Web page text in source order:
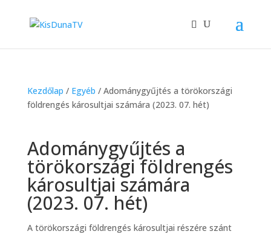
Kezdőlap / Egyéb / Adománygyűjtés a törökországi
földrengés károsultjai számára (2023. 07. hét)
Adománygyűjtés a
törökországi földrengés
károsultjai számára
(2023. 07. hét)
A törökországi földrengés károsultjai részére szánt